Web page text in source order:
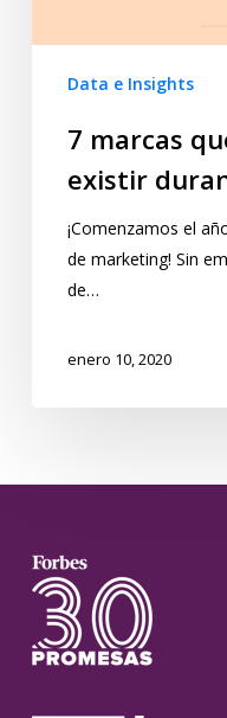
Data e Insights
7 marcas
existir
¡Comenzamos el
de marketing! Sin
de…
enero 10, 2020